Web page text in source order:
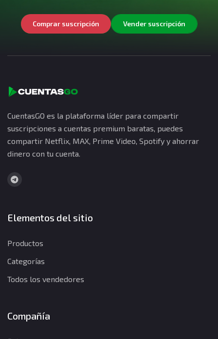
Comprar suscripción Vender suscripción
CuentasGO es la plataforma líder para compartir
suscripciones a cuentas premium baratas, puedes
compartir Netflix, MAX, Prime Video, Spotify y ahorrar
dinero con tu cuenta.
Elementos del sitio
Productos
Categorías
Todos los vendedores
Compañía